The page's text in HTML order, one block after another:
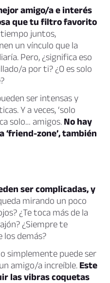
amigo/a e interés
que tu filtro favorito
juntos,
un vínculo que la
Pero, ¿significa eso
a por ti? ¿O es solo
ser intensas y
Y a veces, ‘solo
solo… amigos. No hay
‘friend-zone’, también
ser complicadas, y
mirando un poco
¿Te toca más de la
¿Siempre te
los demás?
simplemente puede ser
amigo/a increíble. Este
las vibras coquetas